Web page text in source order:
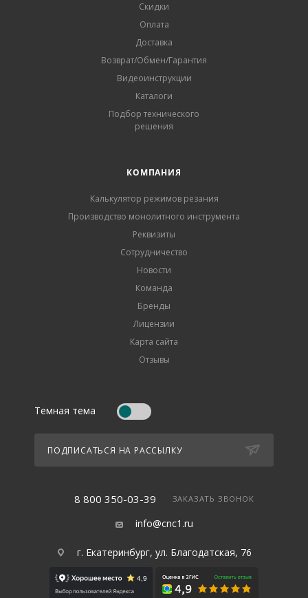
Скидки
Оплата
Доставка
Возврат/Обмен/Гарантия
Видеоинструкции
Каталоги
Подбор технического
решения
КОМПАНИЯ
Калькулятор режимов резания
Производство монолитного инструмента
Реквизиты
Сотрудничество
Новости
Команда
Бренды
Лицензии
Карта сайта
Отзывы
Темная тема
ПОДПИСАТЬСЯ НА РАССЫЛКУ
8 800 350-03-39 ЗАКАЗАТЬ ЗВОНОК
info@cnc1.ru
г. Екатеринбург, ул. Благодатская, 76